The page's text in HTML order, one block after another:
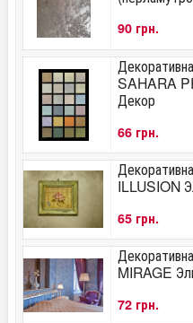
90 грн.
SAHARA
Декор
66 грн.
ILLUSION
65 грн.
MIRAGE
72 грн.